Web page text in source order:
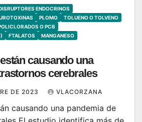
ENDOCRINOS
PLOMO
TOLUENO O TOLVENO
O PCB
FTALATOS
MANGANESO
causando una
cerebrales
DE 2023 VLACORZANA
causando una pandemia de